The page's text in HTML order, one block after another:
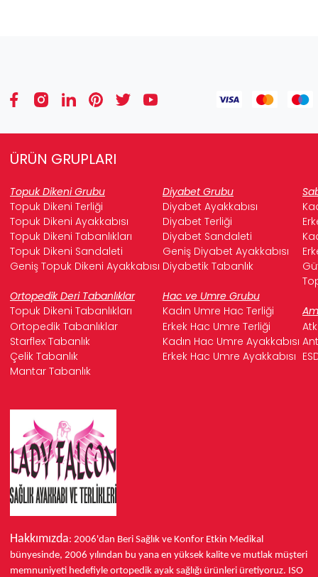
ÜRÜN GRUPLARI
Topuk Dikeni Grubu Diyabet Grubu
Topuk Dikeni Terliği
Diyabet Ayakkabısı
Topuk Dikeni Ayakkabısı
Diyabet Terliği
Topuk Dikeni Tabanlıkları
Diyabet Sandaleti
Topuk Dikeni Sandaleti
Geniş Diyabet Ayakkabısı
Geniş Topuk Dikeni Ayakkabısı Diyabetik Tabanlık
Ortopedik Deri Tabanlıklar
Hac ve Umre Grubu
Topuk Dikeni Tabanlıkları
Kadın Umre Hac Terliği
Ortopedik Tabanlıklar
Erkek Hac Umre Terliği
Starflex Tabanlık
Kadın Hac Umre Ayakkabısı
Çelik Tabanlık
Erkek Hac Umre Ayakkabısı
Mantar Tabanlık
Hakkımızda: 2006'dan Beri Sağlık ve Konfor Etkin Medikal
bünyesinde, 2006 yılından bu yana en yüksek kalite ve mutlak müşteri
memnuniyeti hedefiyle ortopedik ayak sağlığı ürünleri üretiyoruz. ISO